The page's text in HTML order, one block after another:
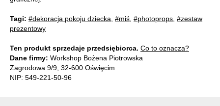
Tagi: #dekoracja pokoju dziecka #miś #photoprops #zestaw
prezentowy
Ten produkt sprzedaje przedsiębiorca. Co to oznacza?
Dane firmy: Workshop Bożena Piotrowska
Zagrodowa 9/9, 32-600 Oświęcim
NIP: 549-221-50-96